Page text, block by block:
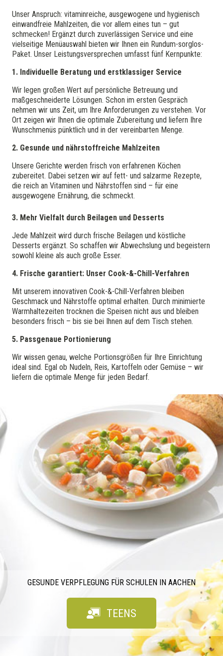
Unser Anspruch: vitaminreiche, ausgewogene und hygienisch
einwandfreie Mahlzeiten, die vor allem eines tun – gut
schmecken! Ergänzt durch zuverlässigen Service und eine
vielseitige Menüauswahl bieten wir Ihnen ein Rundum-sorglos-
Paket. Unser Leistungsversprechen umfasst fünf Kernpunkte:
1. Individuelle Beratung und erstklassiger Service
Wir legen großen Wert auf persönliche Betreuung und
maßgeschneiderte Lösungen. Schon im ersten Gespräch
nehmen wir uns Zeit, um Ihre Anforderungen zu verstehen. Vor
Ort zeigen wir Ihnen die optimale Zubereitung und liefern Ihre
Wunschmenüs pünktlich und in der vereinbarten Menge.
2. Gesunde und nährstoffreiche Mahlzeiten
Unsere Gerichte werden frisch von erfahrenen Köchen
zubereitet. Dabei setzen wir auf fett- und salzarme Rezepte,
die reich an Vitaminen und Nährstoffen sind – für eine
ausgewogene Ernährung, die schmeckt.
3. Mehr Vielfalt durch Beilagen und Desserts
Jede Mahlzeit wird durch frische Beilagen und köstliche
Desserts ergänzt. So schaffen wir Abwechslung und begeistern
sowohl kleine als auch große Esser.
4. Frische garantiert: Unser Cook-&-Chill-Verfahren
Mit unserem innovativen Cook-&-Chill-Verfahren bleiben
Geschmack und Nährstoffe optimal erhalten. Durch minimierte
Warmhaltezeiten trocknen die Speisen nicht aus und bleiben
besonders frisch – bis sie bei Ihnen auf dem Tisch stehen.
5. Passgenaue Portionierung
Wir wissen genau, welche Portionsgrößen für Ihre Einrichtung
ideal sind. Egal ob Nudeln, Reis, Kartoffeln oder Gemüse – wir
liefern die optimale Menge für jeden Bedarf.
GESUNDE VERPFLEGUNG FÜR SCHULEN IN AACHEN
TEENS